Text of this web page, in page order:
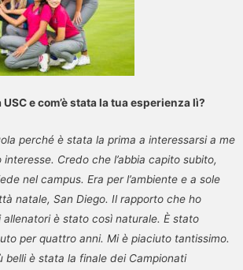
e com’è stata la tua esperienza lì?
perché è stata la prima a interessarsi a me
Credo che l’abbia capito subito,
nel campus. Era per l’ambiente e a sole
natale, San Diego. Il rapporto che ho
è stato così naturale. È stato
per quattro anni. Mi è piaciuto tantissimo.
belli è stata la finale dei Campionati